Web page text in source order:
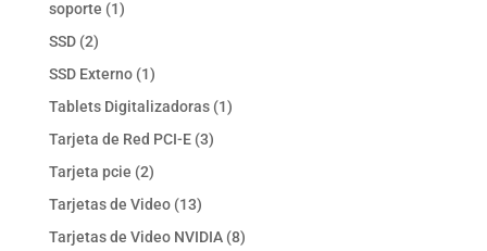
soporte 11
SSD 22
productos
SSD Externo 11
producto
Tablets Digitalizadoras 11
Tarjeta de Red PCI-E 33
Tarjeta pcie 22
productos
Tarjetas de Video 1313
productos
Tarjetas de Video NVIDIA 88